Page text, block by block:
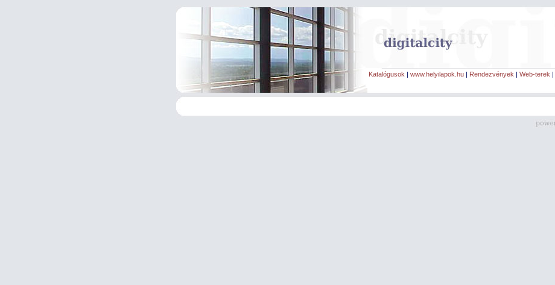
Katalógusok | www.helyilapok.hu | Rendezvények | Web-terek |